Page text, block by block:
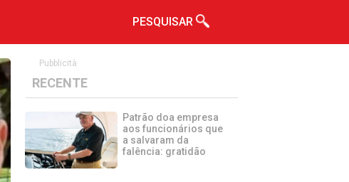
PESQUISAR
Pubblicità
RECENTE
Patrão doa empresa
aos funcionários que
a salvaram da
falência: gratidão